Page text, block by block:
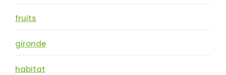
fruits
gironde
habitat